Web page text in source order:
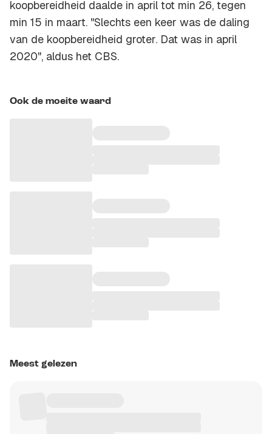
koopbereidheid daalde in april tot min 26, tegen
min 15 in maart. "Slechts een keer was de daling
van de koopbereidheid groter. Dat was in april
2020", aldus het CBS.
Ook de moeite waard
Meest gelezen